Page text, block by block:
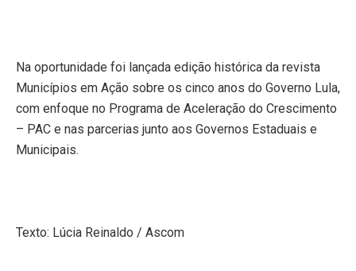
Na oportunidade foi lançada edição histórica da revista
Municípios em Ação sobre os cinco anos do Governo Lula,
com enfoque no Programa de Aceleração do Crescimento
– PAC e nas parcerias junto aos Governos Estaduais e
Municipais.
Texto: Lúcia Reinaldo / Ascom